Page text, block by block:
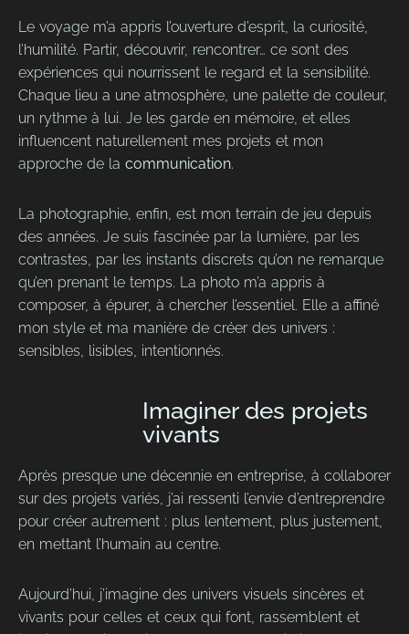
Le voyage m’a appris l’ouverture d’esprit, la curiosité,
l’humilité. Partir, découvrir, rencontrer… ce sont des
expériences qui nourrissent le regard et la sensibilité.
Chaque lieu a une atmosphère, une palette de couleur,
un rythme à lui. Je les garde en mémoire, et elles
influencent naturellement mes projets et mon
approche de la communication.
La photographie, enfin, est mon terrain de jeu depuis
des années. Je suis fascinée par la lumière, par les
contrastes, par les instants discrets qu’on ne remarque
qu’en prenant le temps. La photo m’a appris à
composer, à épurer, à chercher l’essentiel. Elle a affiné
mon style et ma manière de créer des univers :
sensibles, lisibles, intentionnés.
Imaginer des projets
vivants
Après presque une décennie en entreprise, à collaborer
sur des projets variés, j’ai ressenti l’envie d’entreprendre
pour créer autrement : plus lentement, plus justement,
en mettant l’humain au centre.
Aujourd’hui, j’imagine des univers visuels sincères et
vivants pour celles et ceux qui font, rassemblent et